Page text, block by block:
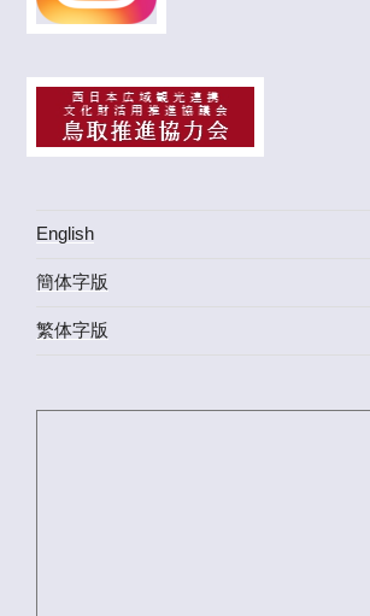
English
簡体字版
繁体字版